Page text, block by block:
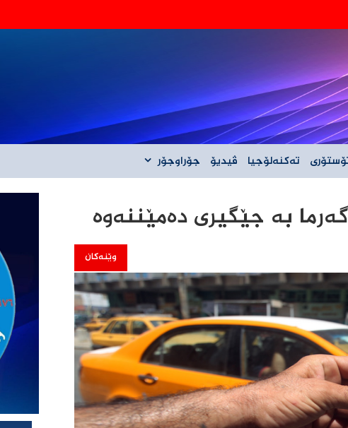
ئێران نیه‌
تەکنەلۆجیا ڤیدیۆ جۆراوجۆر
بە جێگیری دەمێننەوە
وێنەکان